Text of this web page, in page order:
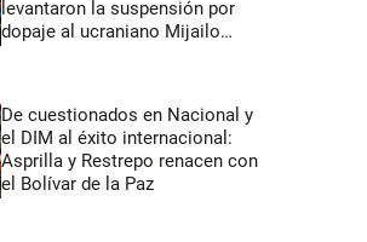
levantaron la suspensión por
dopaje al ucraniano Mijailo
De cuestionados en Nacional y
el DIM al éxito internacional:
Asprilla y Restrepo renacen con
el Bolívar de la Paz